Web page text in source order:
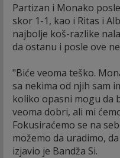
Partizan i Monako
skor 1-1, kao i Ritas i
najbolje koš-razlike
da ostanu i posle ove
"Biće veoma teško.
sa nekima od njih sam
koliko opasni mogu da
veoma dobri, ali mi
Fokusiraćemo se na
možemo da uradimo,
izjavio je Bandža Si.